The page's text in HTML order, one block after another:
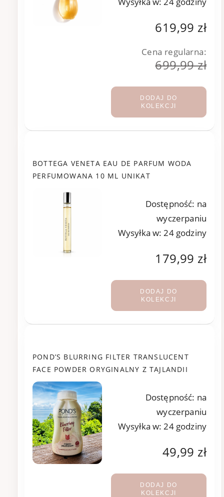
619,99 zł
Cena regularna:
699,99 zł
DODAJ DO
KOLEKCJI
BOTTEGA VENETA EAU DE PARFUM WODA
PERFUMOWANA 10 ML UNIKAT
Dostępność: na
wyczerpaniu
Wysyłka w: 24 godziny
179,99 zł
DODAJ DO
KOLEKCJI
POND’S BLURRING FILTER TRANSLUCENT
FACE POWDER ORYGINALNY Z TAJLANDII
Dostępność: na
wyczerpaniu
Wysyłka w: 24 godziny
49,99 zł
DODAJ DO
KOLEKCJI